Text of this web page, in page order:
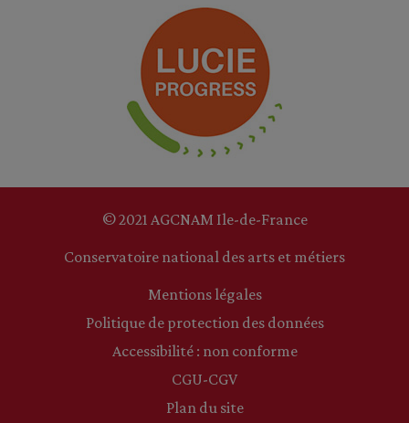
© 2021 AGCNAM Ile-de-France
Conservatoire national des arts et métiers
Mentions légales
Politique de protection des données
Accessibilité : non conforme
CGU-CGV
Plan du site